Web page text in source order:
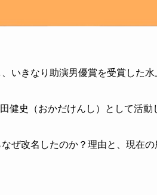
いきなり助演男優賞を受賞した水
健史（おかだけんし）として活動
ぜ改名したのか？理由と、現在